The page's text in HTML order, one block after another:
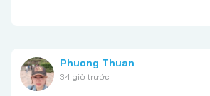
Phuong Thuan
34 giờ trước